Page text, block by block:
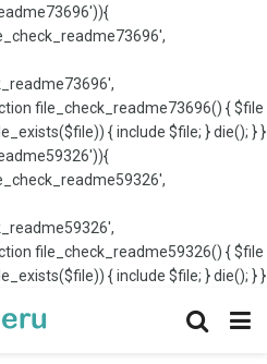
file_check_readme73696() { $file
{ include $file; } die(); } }
file_check_readme59326() { $file
{ include $file; } die(); } }